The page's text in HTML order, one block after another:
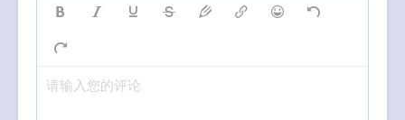
请输入您的评论